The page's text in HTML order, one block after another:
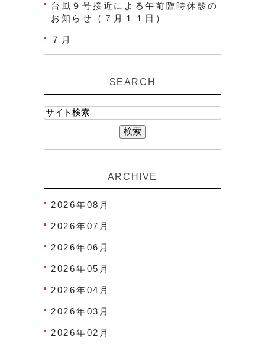
台風９号接近による午前臨時休診の
お知らせ（７月１１日）
７月
SEARCH
ARCHIVE
2026年08月
2026年07月
2026年06月
2026年05月
2026年04月
2026年03月
2026年02月